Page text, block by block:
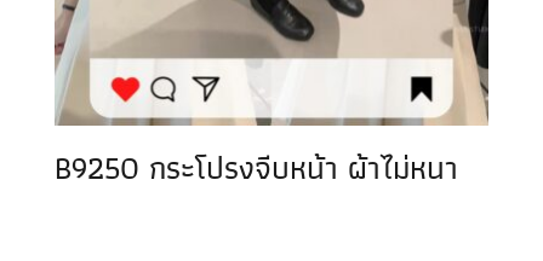
B9250 กระโปรงจีบหน้า ผ้าไม่หนา